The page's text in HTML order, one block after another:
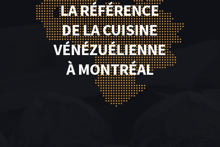
LA RÉFÉRENCE
DE LA CUISINE
VÉNÉZUÉLIENNE
À MONTRÉAL